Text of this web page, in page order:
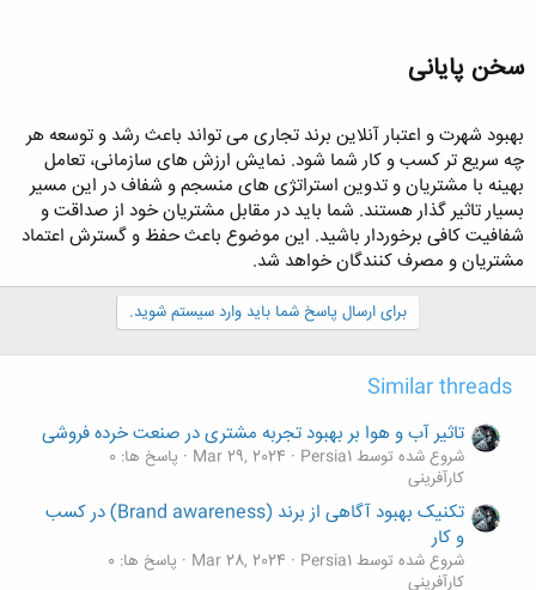
سخن پایانی​
بهبود شهرت و اعتبار آنلاین برند تجاری می تواند باعث رشد و توسعه هر
چه سریع تر کسب و کار شما شود. نمایش ارزش های سازمانی، تعامل
بهینه با مشتریان و تدوین استراتژی های منسجم و شفاف در این مسیر
بسیار تاثیر گذار هستند. شما باید در مقابل مشتریان خود از صداقت و
شفافیت کافی برخوردار باشید. این موضوع باعث حفظ و گسترش اعتماد
مشتریان و مصرف کنندگان خواهد شد.
برای ارسال پاسخ شما باید وارد سیستم شوید.
Similar threads
تاثیر آب و هوا بر بهبود تجربه مشتری در صنعت خرده فروشی
شروع شده توسط Persia1 Mar 29, 2024
پاسخ ها: 0
کارآفرینی
تکنیک بهبود آگاهی از برند (Brand awareness) در کسب
و کار
شروع شده توسط Persia1 Mar 28, 2024
پاسخ ها: 0
کارآفرینی